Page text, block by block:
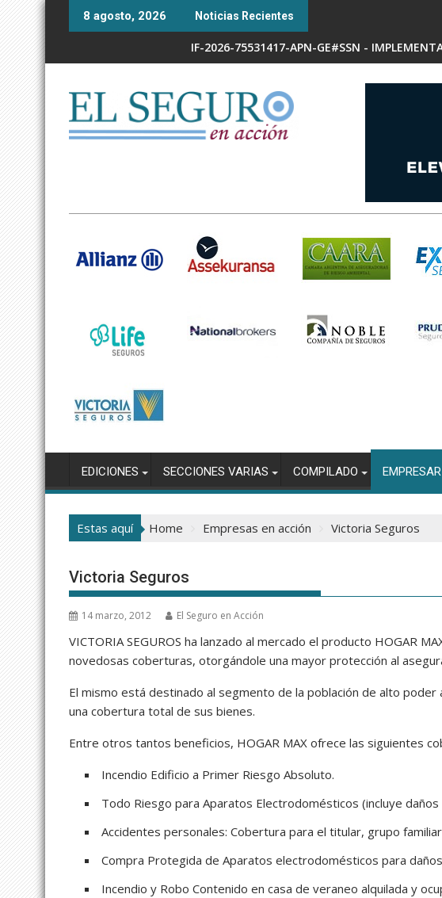
Skip
8 agosto, 2026 Noticias Recientes
IF-2026-75531417-APN-GE#SSN -
EDICIONES SECCIONES VARIAS COMPILADO
Estas aquí Home Empresas en acción Victoria Seguros
Victoria Seguros
14 marzo, 2012 El Seguro en Acción
VICTORIA SEGUROS ha lanzado al mercado el producto HOGAR
novedosas coberturas, otorgándole una mayor protección al
El mismo está destinado al segmento de la población de alto
una cobertura total de sus bienes.
Entre otros tantos beneficios, HOGAR MAX ofrece las siguientes
Incendio Edificio a Primer Riesgo Absoluto.
Todo Riesgo para Aparatos Electrodomésticos (incluye
Accidentes personales: Cobertura para el titular, grupo
Compra Protegida de Aparatos electrodomésticos para
Incendio y Robo Contenido en casa de veraneo alquilada y